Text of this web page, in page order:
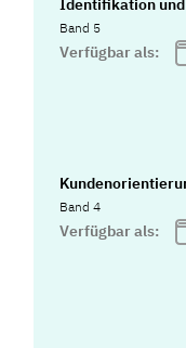
Identifikation
Band 5
Verfügbar als:
Band 4
Verfügbar als: